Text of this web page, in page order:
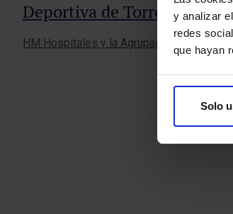
y analizar
redes
que hayan
Solo
Deportiva de Torrelodones
HM Hospitales y la Agrupación Deportiva